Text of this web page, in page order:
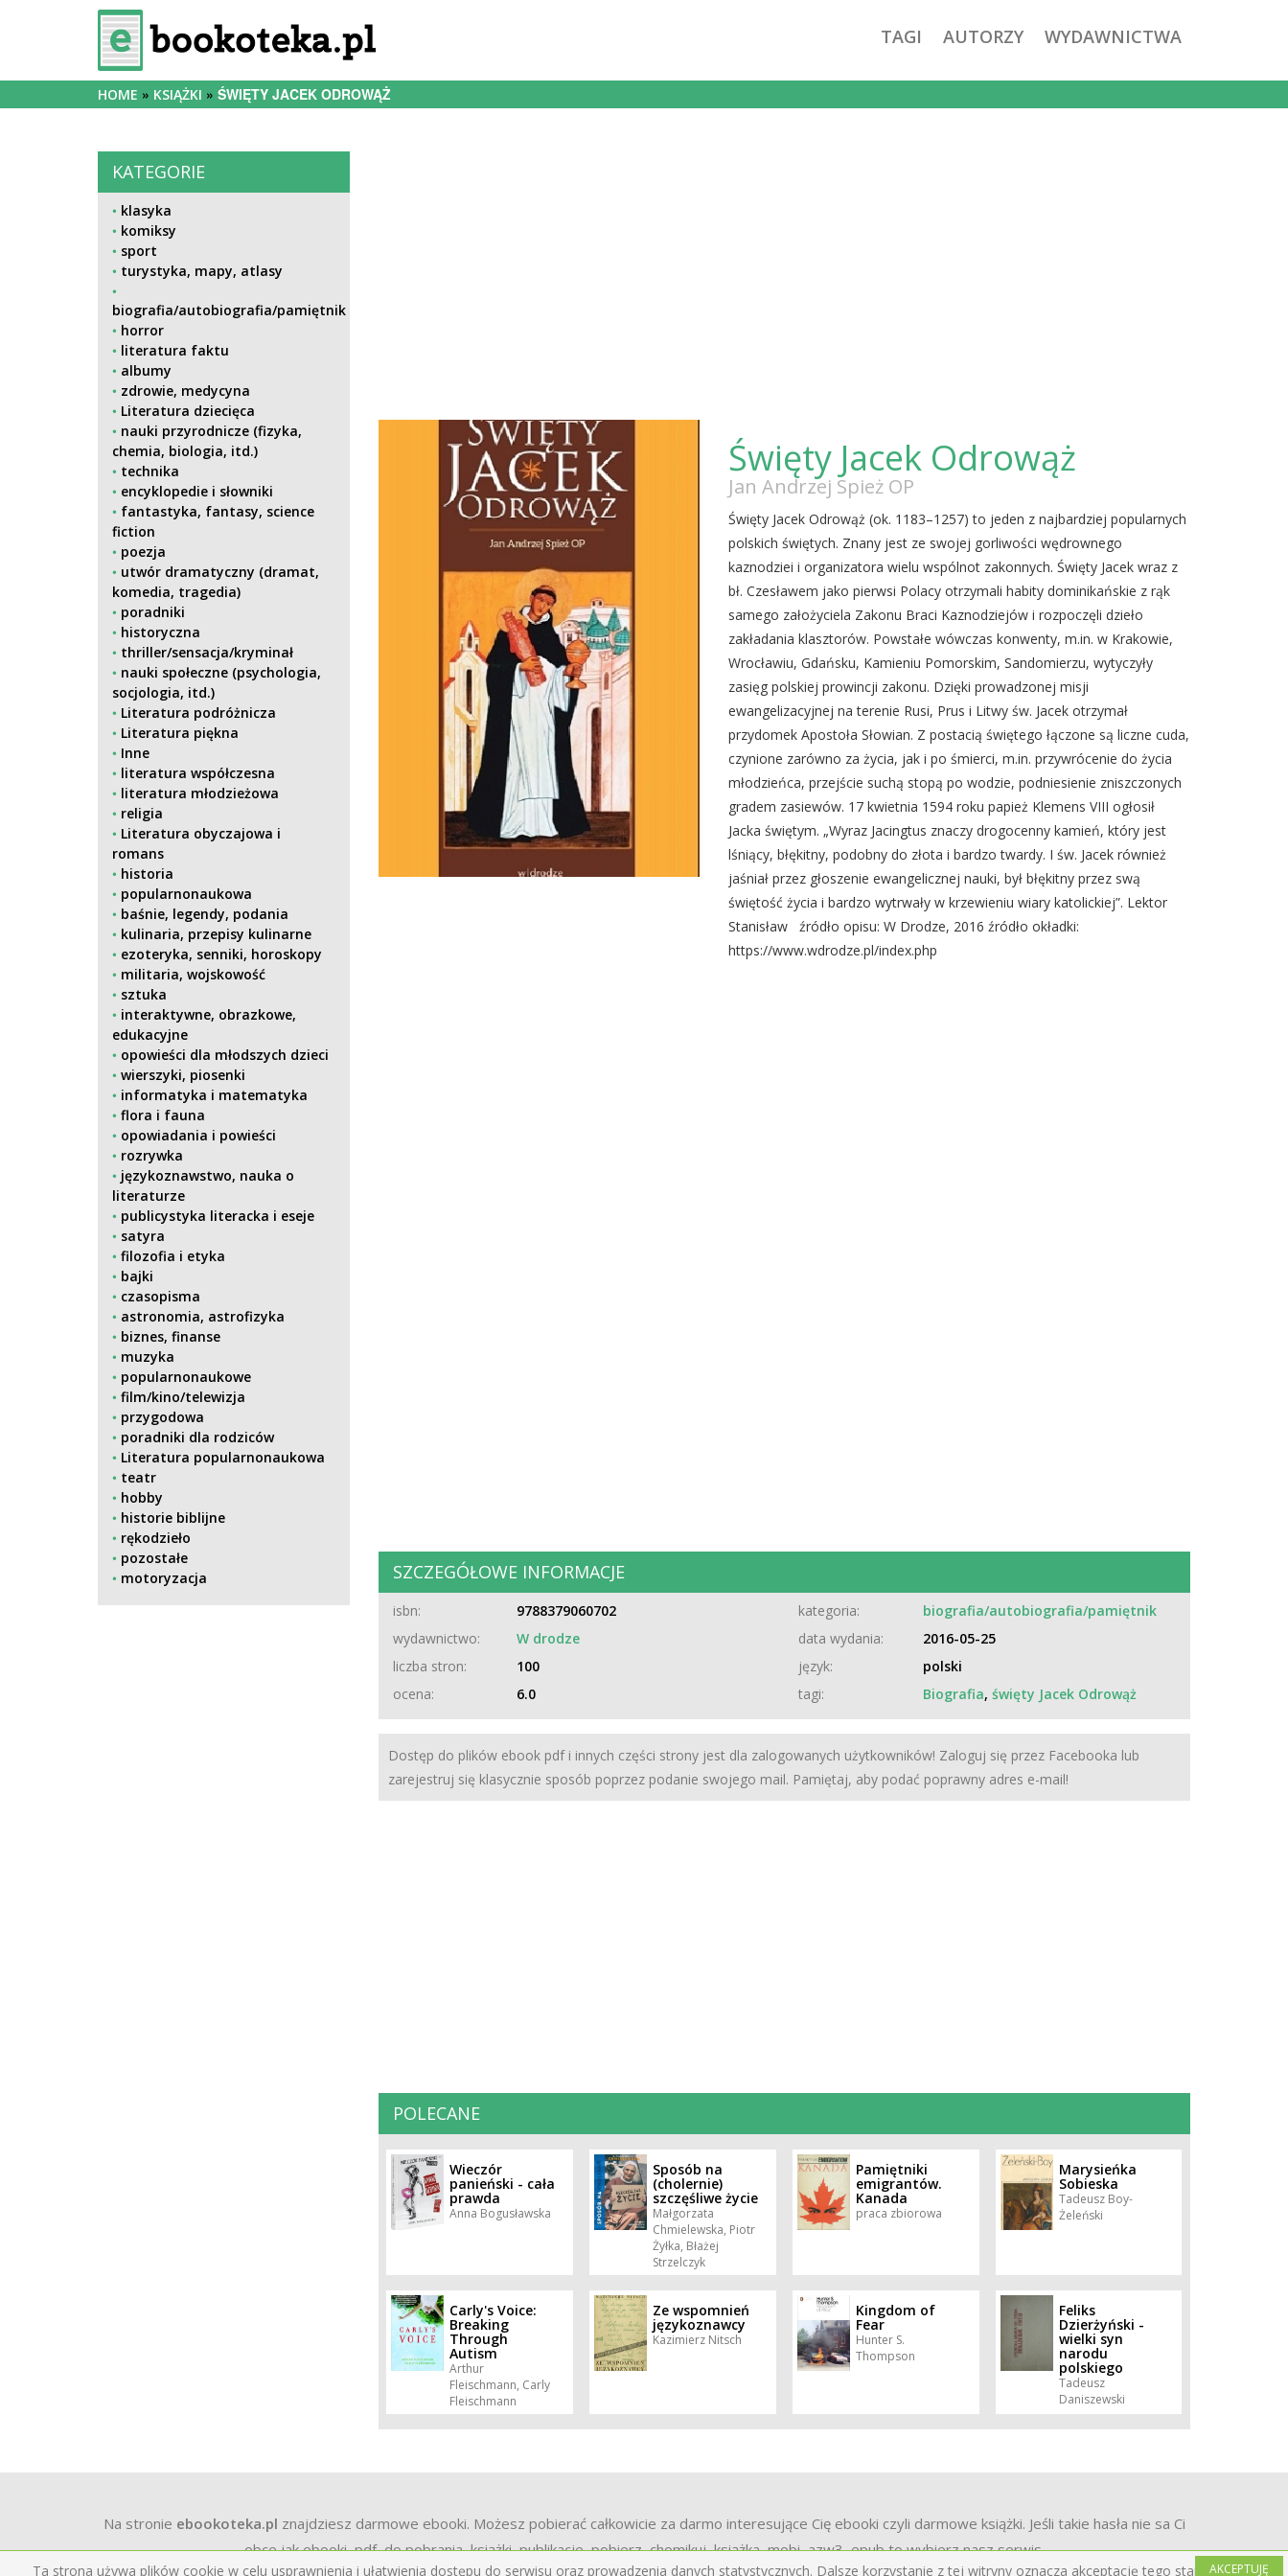
Ta strona używa plików cookie w celu usprawnienia i ułatwienia dostępu do serwisu oraz prowadzenia danych statystycznych. Dalsze korzystanie z tej witryny oznacza akceptację tego stanu rzeczy.
AKCEPTUJĘ
TAGI AUTORZY WYDAWNICTWA
HOME KSIĄŻKI ŚWIĘTY JACEK ODROWĄŻ
KATEGORIE
klasyka
komiksy
sport
turystyka, mapy, atlasy
biografia/autobiografia/pamiętnik
horror
literatura faktu
albumy
zdrowie, medycyna
Literatura dziecięca
nauki przyrodnicze (fizyka,
chemia, biologia, itd.)
technika
encyklopedie i słowniki
fantastyka, fantasy, science
fiction
poezja
utwór dramatyczny (dramat,
komedia, tragedia)
poradniki
historyczna
thriller/sensacja/kryminał
nauki społeczne (psychologia,
socjologia, itd.)
Literatura podróżnicza
Literatura piękna
Inne
literatura współczesna
literatura młodzieżowa
religia
Literatura obyczajowa i
romans
historia
popularnonaukowa
baśnie, legendy, podania
kulinaria, przepisy kulinarne
ezoteryka, senniki, horoskopy
militaria, wojskowość
sztuka
interaktywne, obrazkowe,
edukacyjne
opowieści dla młodszych dzieci
wierszyki, piosenki
informatyka i matematyka
flora i fauna
opowiadania i powieści
rozrywka
językoznawstwo, nauka o
literaturze
publicystyka literacka i eseje
satyra
filozofia i etyka
bajki
czasopisma
astronomia, astrofizyka
biznes, finanse
muzyka
popularnonaukowe
film/kino/telewizja
przygodowa
poradniki dla rodziców
Literatura popularnonaukowa
teatr
hobby
historie biblijne
rękodzieło
pozostałe
motoryzacja
Święty Jacek Odrowąż
Jan Andrzej Spież OP
Święty Jacek Odrowąż (ok. 1183–1257) to jeden z najbardziej popularnych
polskich świętych. Znany jest ze swojej gorliwości wędrownego
kaznodziei i organizatora wielu wspólnot zakonnych. Święty Jacek wraz z
bł. Czesławem jako pierwsi Polacy otrzymali habity dominikańskie z rąk
samego założyciela Zakonu Braci Kaznodziejów i rozpoczęli dzieło
zakładania klasztorów. Powstałe wówczas konwenty, m.in. w Krakowie,
Wrocławiu, Gdańsku, Kamieniu Pomorskim, Sandomierzu, wytyczyły
zasięg polskiej prowincji zakonu. Dzięki prowadzonej misji
ewangelizacyjnej na terenie Rusi, Prus i Litwy św. Jacek otrzymał
przydomek Apostoła Słowian. Z postacią świętego łączone są liczne cuda,
czynione zarówno za życia, jak i po śmierci, m.in. przywrócenie do życia
młodzieńca, przejście suchą stopą po wodzie, podniesienie zniszczonych
gradem zasiewów. 17 kwietnia 1594 roku papież Klemens VIII ogłosił
Jacka świętym. „Wyraz Jacingtus znaczy drogocenny kamień, który jest
lśniący, błękitny, podobny do złota i bardzo twardy. I św. Jacek również
jaśniał przez głoszenie ewangelicznej nauki, był błękitny przez swą
świętość życia i bardzo wytrwały w krzewieniu wiary katolickiej”. Lektor
Stanisław źródło opisu: W Drodze, 2016 źródło okładki:
https://www.wdrodze.pl/index.php
SZCZEGÓŁOWE INFORMACJE
isbn: 9788379060702 kategoria:
biografia/autobiografia/pamiętnik
wydawnictwo:
W drodze data wydania:
2016-05-25
liczba stron:
100 język:
polski
ocena:
6.0 tagi: Biografia,święty Jacek Odrowąż
Dostęp do plików ebook pdf i innych części strony jest dla zalogowanych użytkowników! Zaloguj się przez Facebooka lub
zarejestruj się klasycznie sposób poprzez podanie swojego mail. Pamiętaj, aby podać poprawny adres e-mail!
POLECANE
Wieczór
panieński - cała
prawda
Anna Bogusławska
Sposób na
(cholernie)
szczęśliwe życie
Małgorzata
Chmielewska, Piotr
Żyłka, Błażej
Strzelczyk
Pamiętniki
emigrantów.
Kanada
praca zbiorowa
Marysieńka
Sobieska
Tadeusz Boy-
Żeleński
Carly's Voice:
Breaking
Through
Autism
Arthur
Fleischmann, Carly
Fleischmann
Ze wspomnień
językoznawcy
Kazimierz Nitsch
Kingdom of
Fear
Hunter S.
Thompson
Feliks
Dzierżyński -
wielki syn
narodu
polskiego
Tadeusz
Daniszewski
Na stronie ebookoteka.pl znajdziesz darmowe ebooki. Możesz pobierać całkowicie za darmo interesujące Cię ebooki czyli darmowe książki. Jeśli takie hasła nie sa Ci
obce jak ebooki, pdf, do pobrania, książki, publikacje, pobierz, chomikuj, książka, mobi, azw3, epub to wybierz nasz serwis.